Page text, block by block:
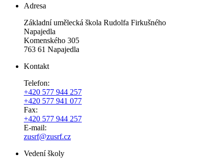
Adresa
Základní umělecká škola Rudolfa Firkušného
Napajedla
Komenského 305
763 61 Napajedla
Kontakt
Telefon:
+420 577 944 257
+420 577 941 077
Fax:
+420 577 944 257
E-mail:
zusrf@zusrf.cz
Vedení školy